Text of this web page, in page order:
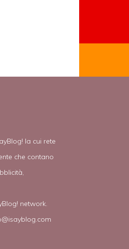
la cui rete
che contano
network.